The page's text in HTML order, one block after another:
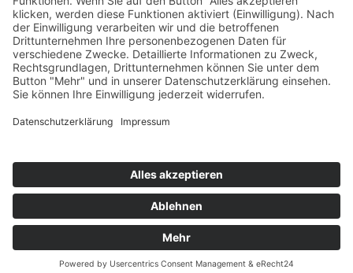
Facebook
Impressum
Datenschutz
Facebook
Stolz präsentiert von WordPress